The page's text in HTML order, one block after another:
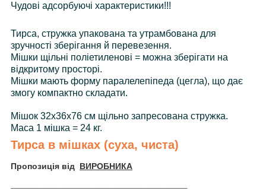
Чудові адсорбуючі характеристики!!!
Тирса, стружка упакована та утрамбована для
зручності зберігання й перевезення.
Мішки щільні поліетиленові = можна зберігати на
відкритому просторі.
Мішки мають форму паралелепіпеда (цегла), що дає
змогу компактно складати.
Мішок 32х36х76 см щільно запресована стружка.
Маса 1 мішка = 24 кг.
Тирса в мішках (суха, чиста)
Пропозиція від ВИРОБНИКА